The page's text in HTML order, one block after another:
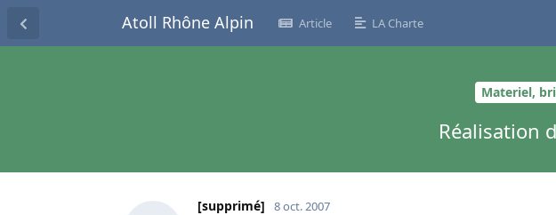
Atoll Rhône Alpin Article LA Charte
Materiel,
Réalisation
[supprimé] 8 oct. 2007